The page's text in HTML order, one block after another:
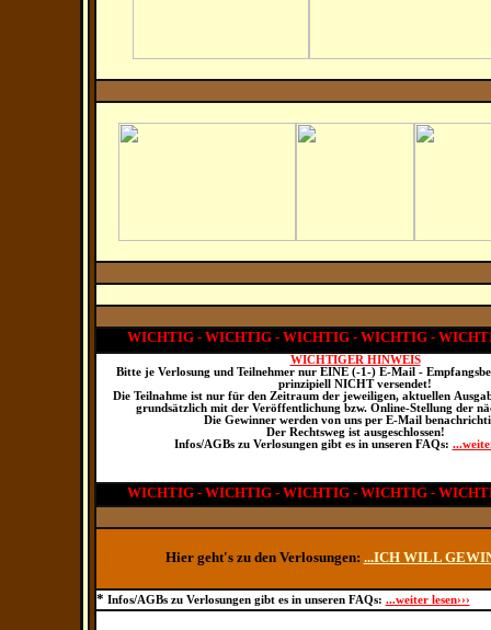
WICHTIG - WICHTIG - WICHTIG - WICHTIG -
WICHTIGER HINWEIS
Bitte je Verlosung und Teilnehmer nur EINE (-1-) E-Mail -
prinzipiell NICHT versendet!
Die Teilnahme ist nur für den Zeitraum der jeweiligen, aktuellen
grundsätzlich mit der Veröffentlichung bzw. Online-Stellung der
Die Gewinner werden von uns per E-Mail
Der Rechtsweg ist ausgeschlossen!
Infos/AGBs zu Verlosungen gibt es in unseren FAQs:
WICHTIG - WICHTIG - WICHTIG - WICHTIG -
Hier geht's zu den Verlosungen: ...ICH WILL
* Infos/AGBs zu Verlosungen gibt es in unseren FAQs: ...weiter lesen›››